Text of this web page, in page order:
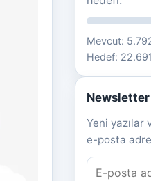
Mevcut:
Hedef:
Newsletter
Yeni yazılar
e-posta